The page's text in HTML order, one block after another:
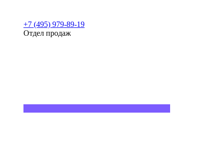
+7 (495) 979-89-19
Отдел продаж